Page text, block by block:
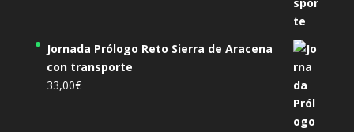
Jornada Prólogo Reto Sierra de Aracena
con transporte
33,00€